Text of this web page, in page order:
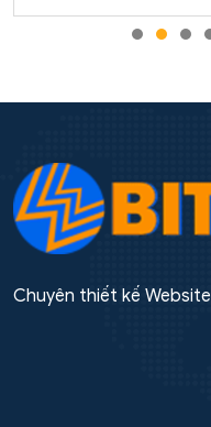
Chuyên thiết kế Website